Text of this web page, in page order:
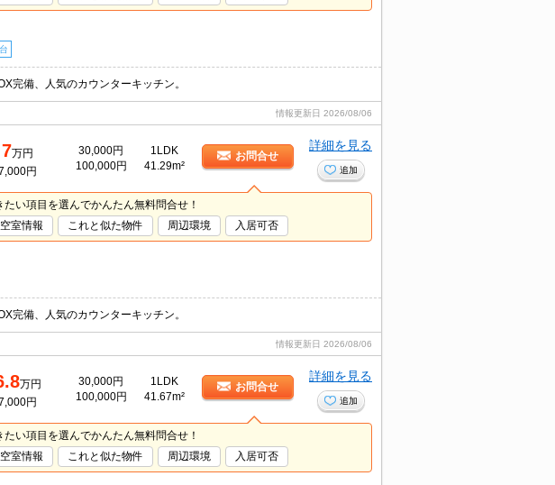
完備、人気のカウンターキッチン。
情報更新日 2026/08/06
7万円
円
30,000円
100,000円
1LDK
41.29m²
お問合せ
詳細を見る
追加
たい項目を選んでかんたん無料問合せ！
空室情報 これと似た物件 周辺環境 入居可否
完備、人気のカウンターキッチン。
情報更新日 2026/08/06
万円
円
30,000円
100,000円
1LDK
41.67m²
お問合せ
詳細を見る
追加
たい項目を選んでかんたん無料問合せ！
空室情報 これと似た物件 周辺環境 入居可否